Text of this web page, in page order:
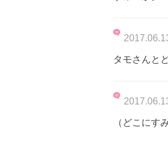
タモさんと
（どこにす